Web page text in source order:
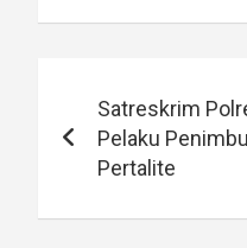
pos
Satreskrim
Pelaku
Pertalite